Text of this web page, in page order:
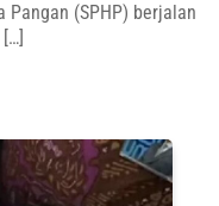
Pangan (SPHP) berjalan